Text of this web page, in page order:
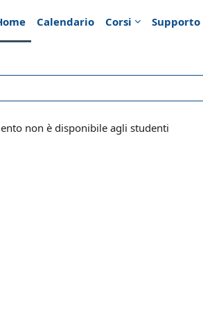
Calendario Corsi Supporto
non è disponibile agli studenti